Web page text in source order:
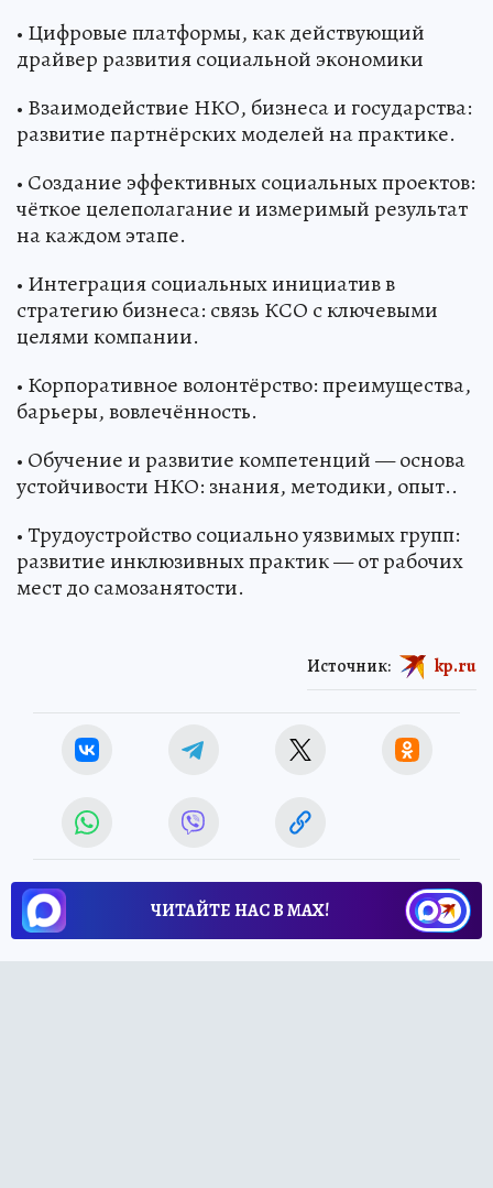
• Цифровые платформы, как действующий
драйвер развития социальной экономики
• Взаимодействие НКО, бизнеса и государства:
развитие партнёрских моделей на практике.
• Создание эффективных социальных проектов:
чёткое целеполагание и измеримый результат
на каждом этапе.
• Интеграция социальных инициатив в
стратегию бизнеса: связь КСО с ключевыми
целями компании.
• Корпоративное волонтёрство: преимущества,
барьеры, вовлечённость.
• Обучение и развитие компетенций — основа
устойчивости НКО: знания, методики, опыт..
• Трудоустройство социально уязвимых групп:
развитие инклюзивных практик — от рабочих
мест до самозанятости.
Источник: kp.ru
ЧИТАЙТЕ НАС В МАХ!